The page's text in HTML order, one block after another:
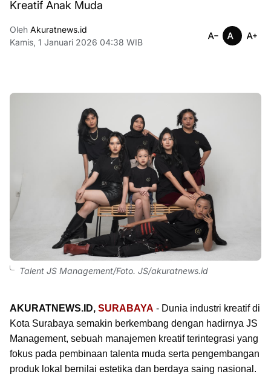
Kreatif Anak Muda
Oleh Akuratnews.id
Kamis, 1 Januari 2026 04:38 WIB
Talent JS Management/Foto. JS/akuratnews.id
AKURATNEWS.ID, SURABAYA - Dunia industri kreatif di
Kota Surabaya semakin berkembang dengan hadirnya JS
Management, sebuah manajemen kreatif terintegrasi yang
fokus pada pembinaan talenta muda serta pengembangan
produk lokal bernilai estetika dan berdaya saing nasional.